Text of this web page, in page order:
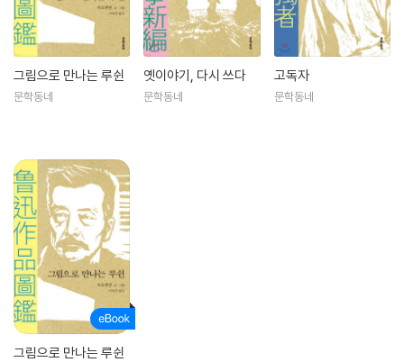
그림으로 만나는 루쉰
문학동네
옛이야기, 다시 쓰다
문학동네
고독자
문학동네
그림으로 만나는 루쉰